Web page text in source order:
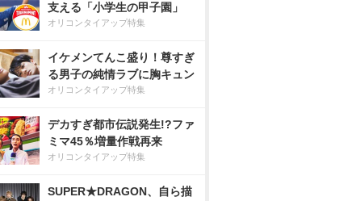
支える「小学生の甲子園」
オリコンタイアップ特集
イケメンてんこ盛り！尊すぎ
る男子の純情ラブに胸キュン
オリコンタイアップ特集
デカすぎ都市伝説発生!?ファ
ミマ45％増量作戦再来
オリコンタイアップ特集
SUPER★DRAGON、自ら描